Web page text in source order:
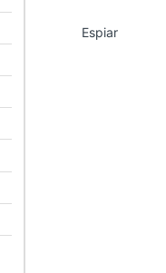
Espiar